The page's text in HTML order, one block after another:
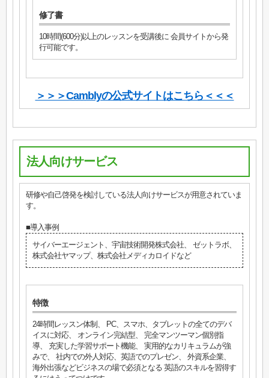
修了書
10時間(600分)以上のレッスンを受講後に 会員サイトから発
行可能です。
＞＞＞Camblyの公式サイトはこちら＜＜＜
法人向けサービス
研修や自己啓発を検討している法人向けサービスが用意されていま
す。
■導入事例
サイバーエージェント、宇宙技術開発株式会社、 ゼットラボ、
株式会社ヤマップ、株式会社メディカロイドなど
特徴
24時間レッスン体制、 PC、スマホ、タブレットの全てのデバ
イスに対応、 オンライン完結型、 完全マンツーマン個別指
導、 充実した学習サポート機能、 実用的なカリキュラムが強
みで、 社内での外人対応、英語でのプレゼン、 外資系企業、
海外出張などビジネスの場で必須となる 英語のスキルを習得す